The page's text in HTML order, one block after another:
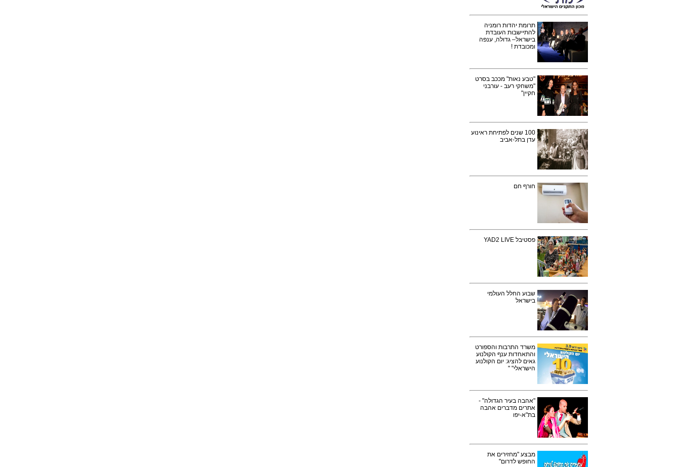
תרומת יהדות רומניה
להתיישבות העובדת
בישראל– גדולה, ענפה
ומכובדת !
"טבע נאות" מככב בסרט
"משחקי רעב - עורבני
חקיין"
100 שנים לפתיחת ראינוע
עדן בתל-אביב
חורף חם
פסטיבל YAD2 LIVE
שבוע החלל העולמי
בישראל
משרד התרבות והספורט
והתאחדות ענף הקולנוע
גאים להציג: יום הקולנוע
הישראלי" "
"אהבה בעיר הגדולה" -
אתרים מדברים אהבה
בת"א-יפו
מבצע "מחזירים את
החופש לדרום"